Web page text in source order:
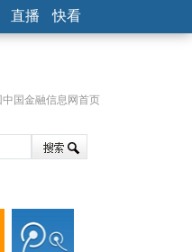
直播 快看
中国金融信息网首页